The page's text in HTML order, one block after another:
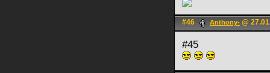
#46 Anthony- @
#45